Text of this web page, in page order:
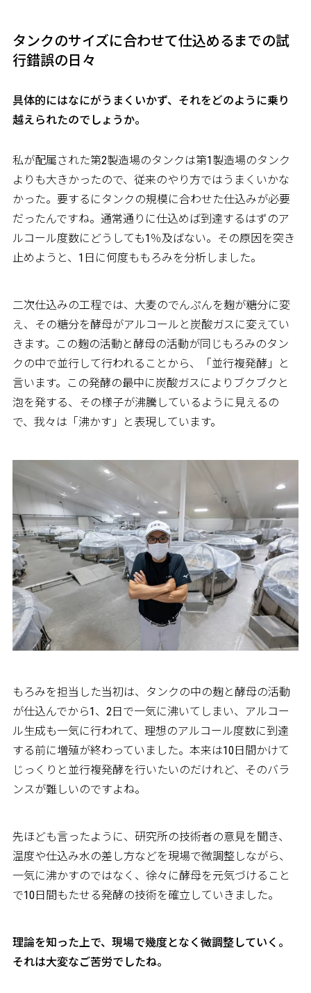
タンクのサイズに合わせて仕込めるまでの試
行錯誤の日々
――具体的にはなにがうまくいかず、それをどのように乗り
越えられたのでしょうか。
私が配属された第2製造場のタンクは第1製造場のタンク
よりも大きかったので、従来のやり方ではうまくいかな
かった。要するにタンクの規模に合わせた仕込みが必要
だったんですね。通常通りに仕込めば到達するはずのア
ルコール度数にどうしても1％及ばない。その原因を突き
止めようと、1日に何度ももろみを分析しました。
二次仕込みの工程では、大麦のでんぷんを麹が糖分に変
え、その糖分を酵母がアルコールと炭酸ガスに変えてい
きます。この麹の活動と酵母の活動が同じもろみのタン
クの中で並行して行われることから、「並行複発酵」と
言います。この発酵の最中に炭酸ガスによりブクブクと
泡を発する、その様子が沸騰しているように見えるの
で、我々は「沸かす」と表現しています。
もろみを担当した当初は、タンクの中の麹と酵母の活動
が仕込んでから1、2日で一気に沸いてしまい、アルコー
ル生成も一気に行われて、理想のアルコール度数に到達
する前に増殖が終わっていました。本来は10日間かけて
じっくりと並行複発酵を行いたいのだけれど、そのバラ
ンスが難しいのですよね。
先ほども言ったように、研究所の技術者の意見を聞き、
温度や仕込み水の差し方などを現場で微調整しながら、
一気に沸かすのではなく、徐々に酵母を元気づけること
で10日間もたせる発酵の技術を確立していきました。
――理論を知った上で、現場で幾度となく微調整していく。
それは大変なご苦労でしたね。